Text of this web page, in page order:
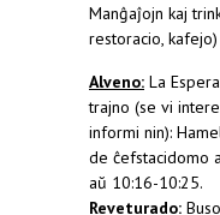
Manĝaĵojn kaj
restoracio,
Alveno: La
trajno (se vi
informi nin):
de ĉefstacidomo
aŭ 10:16-10:25.
Reveturado: